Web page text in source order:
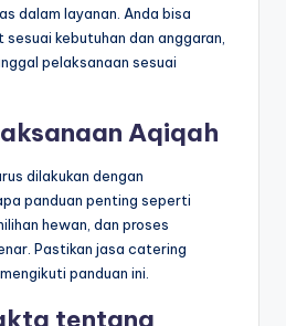
dalam layanan. Anda bisa
kebutuhan dan anggaran,
pelaksanaan sesuai
Aqiqah
dilakukan dengan
panduan penting seperti
hewan, dan proses
Pastikan jasa catering
panduan ini.
tentang